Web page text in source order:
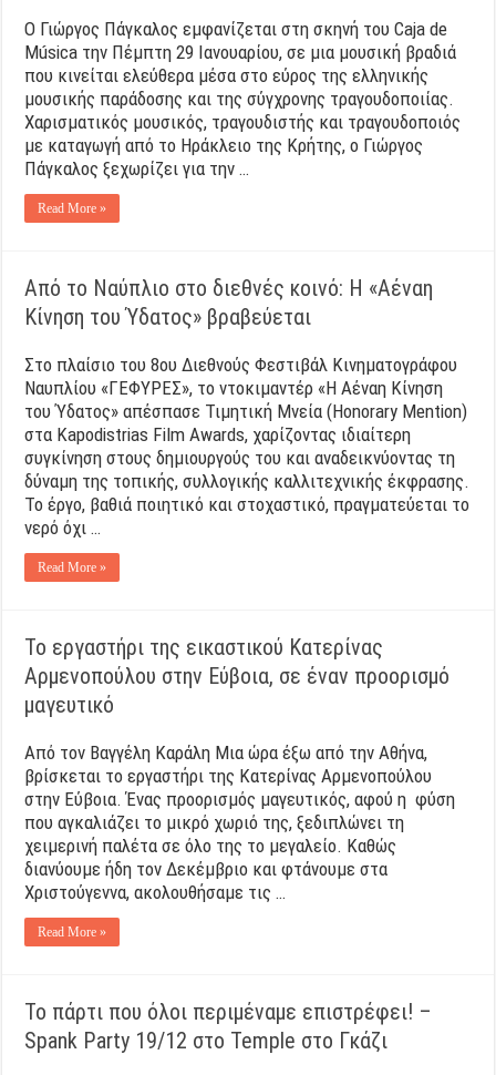
Ο Γιώργος Πάγκαλος εμφανίζεται στη σκηνή του Caja de
Música την Πέμπτη 29 Ιανουαρίου, σε μια μουσική βραδιά
που κινείται ελεύθερα μέσα στο εύρος της ελληνικής
μουσικής παράδοσης και της σύγχρονης τραγουδοποιίας.
Χαρισματικός μουσικός, τραγουδιστής και τραγουδοποιός
με καταγωγή από το Ηράκλειο της Κρήτης, ο Γιώργος
Πάγκαλος ξεχωρίζει για την …
Read More »
Από το Ναύπλιο στο διεθνές κοινό: Η «Αέναη
Κίνηση του Ύδατος» βραβεύεται
Στο πλαίσιο του 8ου Διεθνούς Φεστιβάλ Κινηματογράφου
Ναυπλίου «ΓΕΦΥΡΕΣ», το ντοκιμαντέρ «Η Αέναη Κίνηση
του Ύδατος» απέσπασε Τιμητική Μνεία (Honorary Mention)
στα Kapodistrias Film Awards, χαρίζοντας ιδιαίτερη
συγκίνηση στους δημιουργούς του και αναδεικνύοντας τη
δύναμη της τοπικής, συλλογικής καλλιτεχνικής έκφρασης.
Το έργο, βαθιά ποιητικό και στοχαστικό, πραγματεύεται το
νερό όχι …
Read More »
Το εργαστήρι της εικαστικού Κατερίνας
Αρμενοπούλου στην Εύβοια, σε έναν προορισμό
μαγευτικό
Από τον Βαγγέλη Καράλη Μια ώρα έξω από την Αθήνα,
βρίσκεται το εργαστήρι της Κατερίνας Αρμενοπούλου
στην Εύβοια. Ένας προορισμός μαγευτικός, αφού η φύση
που αγκαλιάζει το μικρό χωριό της, ξεδιπλώνει τη
χειμερινή παλέτα σε όλο της το μεγαλείο. Καθώς
διανύουμε ήδη τον Δεκέμβριο και φτάνουμε στα
Χριστούγεννα, ακολουθήσαμε τις …
Read More »
Το πάρτι που όλοι περιμέναμε επιστρέφει! –
Spank Party 19/12 στο Temple στο Γκάζι